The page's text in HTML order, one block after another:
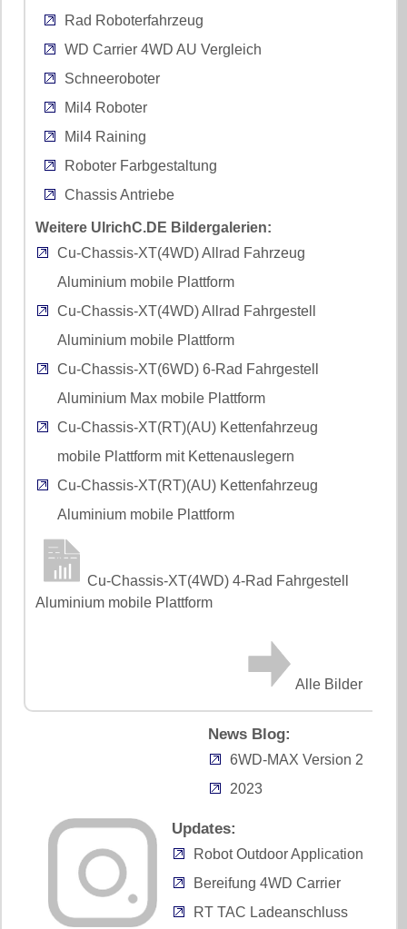
Rad Roboterfahrzeug
WD Carrier 4WD AU Vergleich
Schneeroboter
Mil4 Roboter
Mil4 Raining
Roboter Farbgestaltung
Chassis Antriebe
Weitere UlrichC.DE Bildergalerien:
Cu-Chassis-XT(4WD) Allrad Fahrzeug
Aluminium mobile Plattform
Cu-Chassis-XT(4WD) Allrad Fahrgestell
Aluminium mobile Plattform
Cu-Chassis-XT(6WD) 6-Rad Fahrgestell
Aluminium Max mobile Plattform
Cu-Chassis-XT(RT)(AU) Kettenfahrzeug
mobile Plattform mit Kettenauslegern
Cu-Chassis-XT(RT)(AU) Kettenfahrzeug
Aluminium mobile Plattform
Cu-Chassis-XT(4WD) 4-Rad Fahrgestell
Aluminium mobile Plattform
Alle Bilder
News Blog:
6WD-MAX Version 2
2023
Updates:
Robot Outdoor Application
Bereifung 4WD Carrier
RT TAC Ladeanschluss